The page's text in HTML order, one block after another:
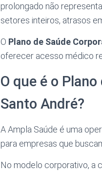
prolongado não
setores inteiros, atrasos
O Plano de Saúde
oferecer acesso médico
O que é o
Santo André?
A Ampla Saúde é uma
para empresas que
No modelo corporativo, a